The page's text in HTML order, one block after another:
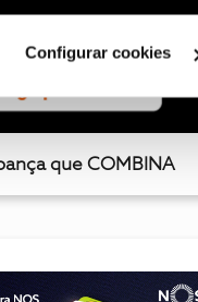
clicando em "
Configurar cookies
que COMBINA